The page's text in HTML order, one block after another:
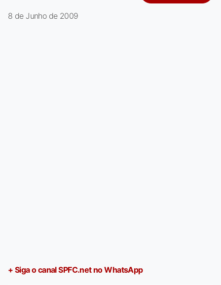
8 de Junho de 2009
+ Siga o canal SPFC.net no WhatsApp